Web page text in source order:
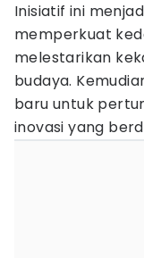
Inisiatif ini
memperkuat
melestarikan
budaya.
baru untuk
inovasi yang